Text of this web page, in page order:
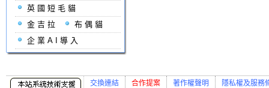
英國短毛貓
金吉拉
布偶貓
企業AI導入
交換連結 合作提案 著作權聲明
隱私權及服務